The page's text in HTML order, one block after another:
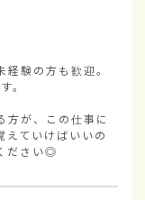
験の方も歓迎。
。
方が、この仕事に
えていけばいいの
ださい◎